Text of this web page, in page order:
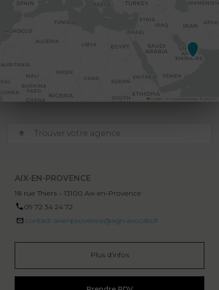
AIX-EN-PROVENCE
18 rue Thiers – 13100 Aix-en-Provence
09 72 34 24 72
contact-aixenprovence@agn-avocats.fr
Plus d’infos
Leaflet OpenStreetMap CARTO